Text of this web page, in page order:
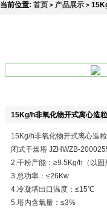
当前位置: 首页 > 产品展示 >
15Kg/h非氧化物开式离心造
15Kg/h非氧化物开式离心造
闭式干燥塔
2.干粉产能：≥9.5Kg/h（以
3.总功率：≤26Kw
4.冷凝塔出口温度：≤15℃
5.塔内含氧量：≤3%